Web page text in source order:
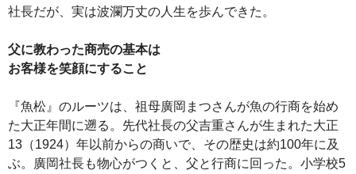
社長だが、実は波瀾万丈の人生を歩んできた。
父に教わった商売の基本は
お客様を笑顔にすること
『魚松』のルーツは、祖母廣岡まつさんが魚の行商を始め
た大正年間に遡る。先代社長の父吉重さんが生まれた大正
13（1924）年以前からの商いで、その歴史は約100年に及
ぶ。廣岡社長も物心がつくと、父と行商に回った。小学校5